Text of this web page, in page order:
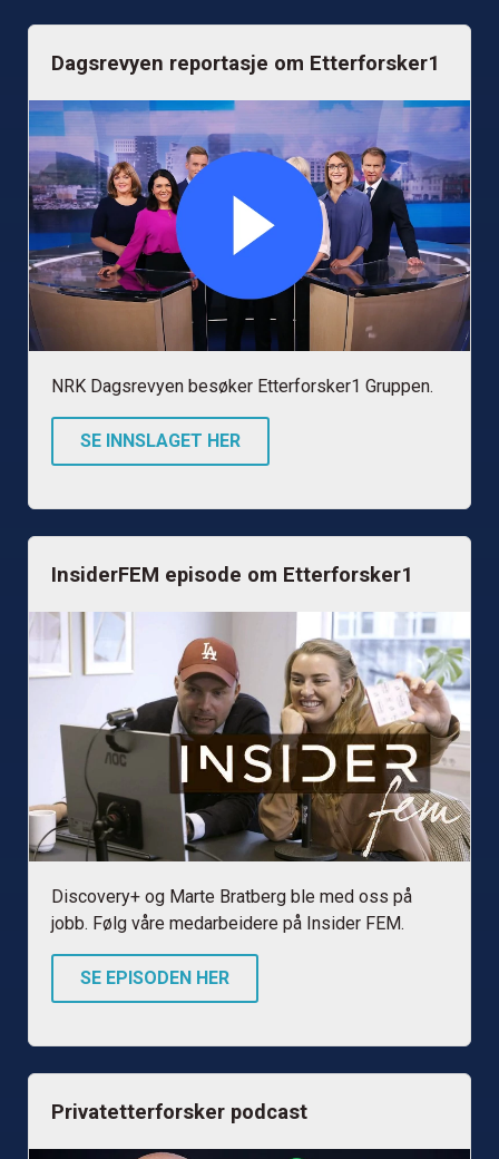
Dagsrevyen reportasje om Etterforsker1
NRK Dagsrevyen besøker Etterforsker1 Gruppen.
SE INNSLAGET HER
InsiderFEM episode om Etterforsker1
Discovery+ og Marte Bratberg ble med oss på
jobb. Følg våre medarbeidere på Insider FEM.
SE EPISODEN HER
Privatetterforsker podcast